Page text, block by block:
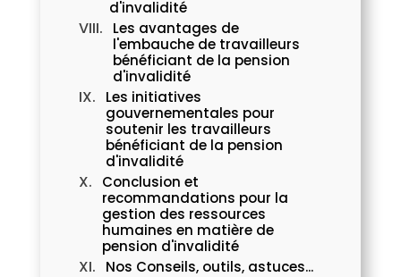
d'invalidité
Les avantages de
l'embauche de travailleurs
bénéficiant de la pension
d'invalidité
Les initiatives
gouvernementales pour
soutenir les travailleurs
bénéficiant de la pension
d'invalidité
Conclusion et
recommandations pour la
gestion des ressources
humaines en matière de
pension d'invalidité
Nos Conseils, outils, astuces...